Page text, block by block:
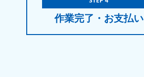
作業完了・お支払い